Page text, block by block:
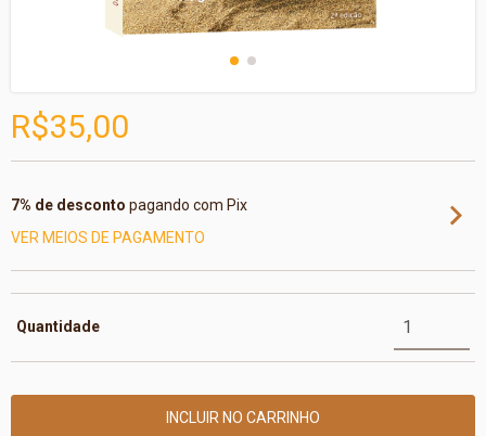
R$35,00
7% de desconto pagando com Pix
VER MEIOS DE PAGAMENTO
Quantidade